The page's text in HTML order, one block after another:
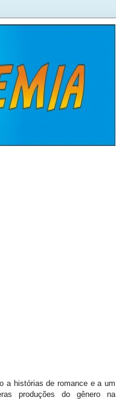
a histórias de romance e a um
produções do gênero na